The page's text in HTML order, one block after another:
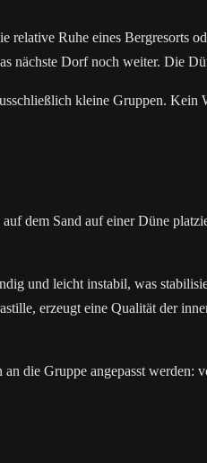
Ruhe eines Bergresorts
nächste Dorf noch weiter. Die
kleine Gruppen.
dem Sand auf einer Düne
und leicht instabil, was
erzeugt eine Qualität der
die Gruppe angepasst werden: